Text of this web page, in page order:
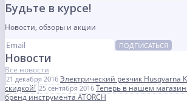
Будьте в курсе!
Новости, обзоры и акции
ПОДПИСАТЬСЯ
Новости
Все новости
21 декабря 2016 Электрический резчик Husqvarna
скидкой! 25 сентября 2016 Теперь в нашем
бренд инструмента ATORCH